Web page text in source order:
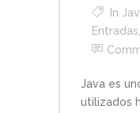
In
Entradas,
Java es
utilizados